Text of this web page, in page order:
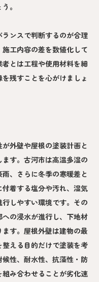
。
ンスで判断するのが合理
工内容の差を数値化して
とは工程や使用材料を細
残すことを心がけましょ
外壁や屋根の塗装計画と
す。古河市は高温多湿の
、さらに冬季の寒暖差と
着する塩分や汚れ、湿気
しやすい環境です。その
の浸水が進行し、下地材
す。屋根外壁は建物の最
える目的だけで塗装を考
性、耐水性、抗藻性・防
み合わせることが劣化速